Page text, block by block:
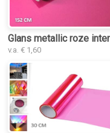
Glans metallic roze
v.a. € 1,60